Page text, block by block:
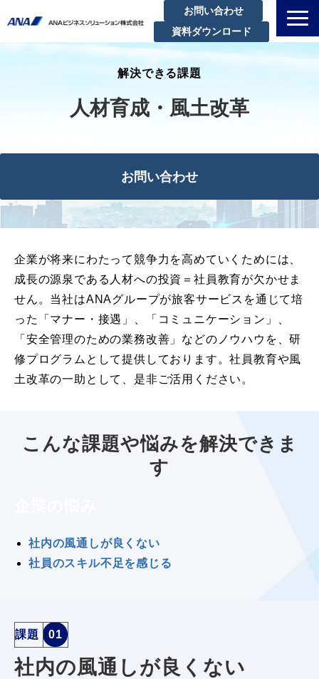
お問い合わせ
資料ダウンロード
私たちについて
解決できる課題
サービスラインアップ
ブログ
お知らせ
解決できる課題
人材育成・風土改革
お問い合わせ
企業が将来にわたって競争力を高めていくためには、
成長の源泉である人材への投資＝社員教育が欠かせま
せん。当社はANAグループが旅客サービスを通じて培
った「マナー・接遇」、「コミュニケーション」、
「安全管理のための業務改善」などのノウハウを、研
修プログラムとして提供しております。社員教育や風
土改革の一助として、是非ご活用ください。
こんな課題や悩みを解決できま
す
社内の風通しが良くない
社員のスキル不足を感じる
課題 01
社内の風通しが良くない